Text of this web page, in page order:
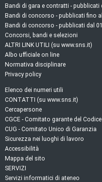
Bandi di gara e contratti -
Bandi di concorso - pubblicati fino
Bandi di concorso - pubblicati dal
Concorsi, bandi e selezioni
ALTRI LINK UTILI (su www.sns.it)
Albo ufficiale on line
Normativa disciplinare
Privacy policy
Elenco dei numeri utili
CONTATTI (su www.sns.it)
Cercapersone
CGCE - Comitato garante del
CUG - Comitato Unico di Garanzia
Sicurezza nei luoghi di lavoro
Accessibilità
Mappa del sito
SERVIZI
Servizi informatici di ateneo